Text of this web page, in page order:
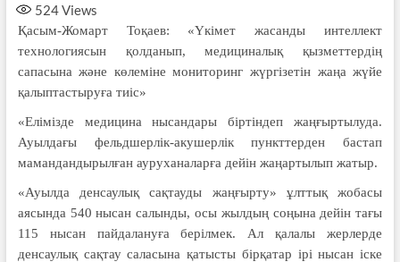
524Views
️Қасым-Жомарт Тоқаев: «Үкімет жасанды интеллект
технологиясын қолданып, медициналық қызметтердің
сапасына және көлеміне мониторинг жүргізетін жаңа жүйе
қалыптастыруға тиіс»
«Елімізде медицина нысандары біртіндеп жаңғыртылуда.
Ауылдағы фельдшерлік-акушерлік пункттерден бастап
мамандандырылған ауруханаларға дейін жаңартылып жатыр.
«Ауылда денсаулық сақтауды жаңғырту» ұлттық жобасы
аясында 540 нысан салынды, осы жылдың соңына дейін тағы
115 нысан пайдалануға берілмек. Ал қалалы жерлерде
денсаулық сақтау саласына қатысты бірқатар ірі нысан іске